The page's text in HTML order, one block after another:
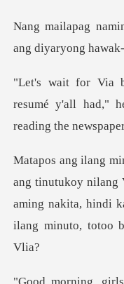
ang
resumé y'all had,"
aming nakita, hindi